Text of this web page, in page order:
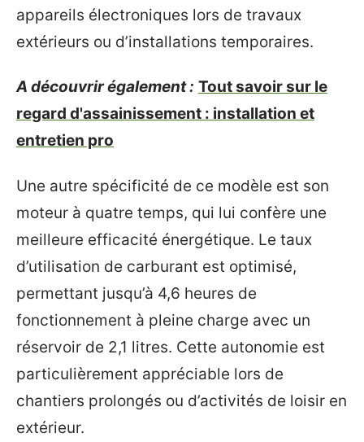
appareils électroniques lors de travaux
extérieurs ou d’installations temporaires.
A découvrir également : Tout savoir sur le
regard d'assainissement : installation et
entretien pro
Une autre spécificité de ce modèle est son
moteur à quatre temps, qui lui confère une
meilleure efficacité énergétique. Le taux
d’utilisation de carburant est optimisé,
permettant jusqu’à 4,6 heures de
fonctionnement à pleine charge avec un
réservoir de 2,1 litres. Cette autonomie est
particulièrement appréciable lors de
chantiers prolongés ou d’activités de loisir en
extérieur.